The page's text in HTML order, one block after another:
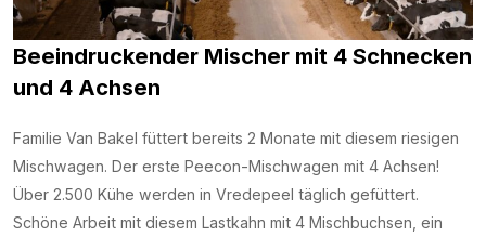
Beeindruckender Mischer mit 4 Schnecken
und 4 Achsen
Familie Van Bakel füttert bereits 2 Monate mit diesem riesigen
Mischwagen. Der erste Peecon-Mischwagen mit 4 Achsen!
Über 2.500 Kühe werden in Vredepeel täglich gefüttert.
Schöne Arbeit mit diesem Lastkahn mit 4 Mischbuchsen, ein